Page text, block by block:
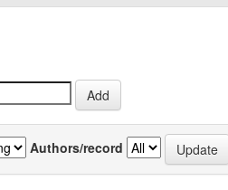
Authors/record